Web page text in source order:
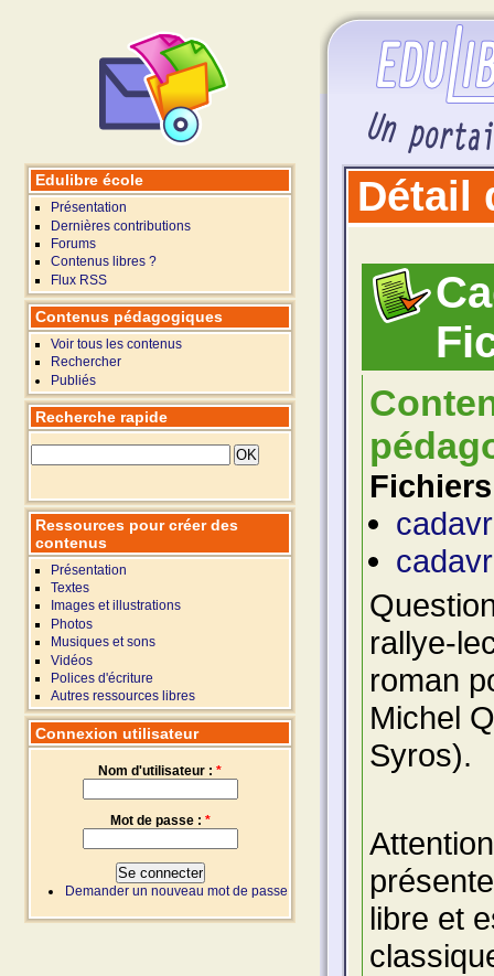
Détail
Fichiers
rallye-
roman
Michel
Syros).
libre et
Edulibre école
Présentation
Dernières contributions
Forums
Contenus libres ?
Flux RSS
Contenus pédagogiques
Voir tous les contenus
Rechercher
Publiés
Recherche rapide
Ressources pour créer des
contenus
Présentation
Textes
Images et illustrations
Photos
Musiques et sons
Vidéos
Polices d'écriture
Autres ressources libres
Connexion utilisateur
Nom d'utilisateur : *
Mot de passe : *
Demander un nouveau mot de passe